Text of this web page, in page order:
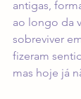
antigas,
ao longo da
sobreviver
fizeram
mas hoje já